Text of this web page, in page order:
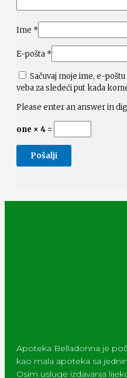
Ime *
E-pošta *
Sačuvaj moje ime, e-
veba za sledeći put kada
Please enter an answer in
one × 4 =
Apoteka Belladonna je
kao mala apoteka sa
Osim usluge izdavanja